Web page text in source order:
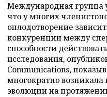
Международная
что у многих
оплодотворение
конкуренции между
способности
исследования,
Communications,
многократно возникала
эволюции на